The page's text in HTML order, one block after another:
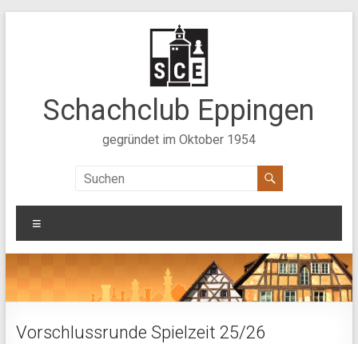
Schachclub Eppingen
gegründet im Oktober 1954
Vorschlussrunde Spielzeit 25/26